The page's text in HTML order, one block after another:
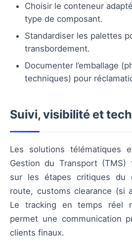
Choisir le conteneur
type de composant.
Standardiser les palettes
transbordement.
Documenter l’emballage
techniques) pour
Suivi, visibilité et
Les solutions télématiques
Gestion du Transport (TMS)
sur les étapes critiques du
route, customs clearance (si
Le tracking en temps réel
permet une communication
clients finaux.